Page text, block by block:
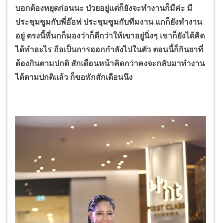
บอกต้องหยุดก่อนนะ ป่วยอยู่แต่ก็ยังจะทำงานก็มีค่ะ มี
ประชุมซูมกับพี่อ๊อฟ ประชุมซูมกับทีมงาน แกก็ยังทำงาน
อยู่ ตรงนี้พี่นกก็มองว่าก็ดีกว่าให้เขาอยู่นิ่งๆ เขาก็ยังได้คิด
ได้ทำอะไร ถือเป็นการออกกำลังไปในตัว ตอนนี้ก็กินยาที่
ต้องกินตามปกติ สักเดือนหน้าคิดกว่าคงจะกลับมาทำงาน
ได้ตามปกติแล้ว ก็ขอพักสักเดือนนึง